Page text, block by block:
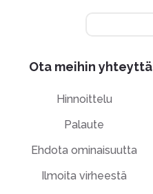
Ota meihin yhteyttä
Hinnoittelu
Palaute
Ehdota ominaisuutta
Ilmoita virheestä